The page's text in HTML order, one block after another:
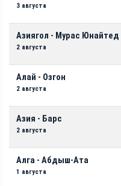
3 августа
Азиягол - Мурас Юнайтед
2 августа
Алай - Озгон
2 августа
Азия - Барс
2 августа
Алга - Абдыш-Ата
1 августа